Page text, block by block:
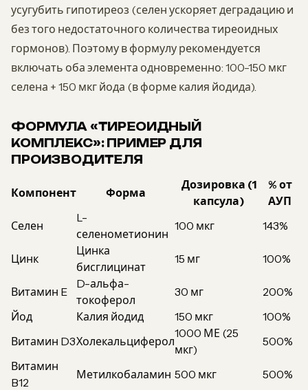
усугубить гипотиреоз (селен ускоряет деградацию и
без того недостаточного количества тиреоидных
гормонов). Поэтому в формулу рекомендуется
включать оба элемента одновременно: 100-150 мкг
селена + 150 мкг йода (в форме калия йодида).
ФОРМУЛА «ТИРЕОИДНЫЙ
КОМПЛЕКС»: ПРИМЕР ДЛЯ
ПРОИЗВОДИТЕЛЯ
Компонент Форма
Дозировка (1
капсула)
% от
АУП
Селен
L-
селенометионин
100 мкг 143%
Цинк
Цинка
бисглицинат
15 мг 100%
Витамин E
D-альфа-
токоферол
30 мг
200%
Йод
Калия йодид 150 мкг
100%
Витамин D3Холекальциферол
1000 МЕ (25
мкг)
500%
Витамин
B12
Метилкобаламин 500 мкг
500%